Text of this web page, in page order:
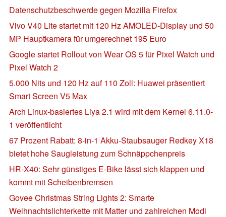
Datenschutzbeschwerde gegen Mozilla Firefox
Vivo V40 Lite startet mit 120 Hz AMOLED-Display und 50
MP Hauptkamera für umgerechnet 195 Euro
Google startet Rollout von Wear OS 5 für Pixel Watch und
Pixel Watch 2
5.000 Nits und 120 Hz auf 110 Zoll: Huawei präsentiert
Smart Screen V5 Max
Arch Linux-basiertes Liya 2.1 wird mit dem Kernel 6.11.0-
1 veröffentlicht
67 Prozent Rabatt: 8-in-1 Akku-Staubsauger Redkey X18
bietet hohe Saugleistung zum Schnäppchenpreis
HR-X40: Sehr günstiges E-Bike lässt sich klappen und
kommt mit Scheibenbremsen
Govee Christmas String Lights 2: Smarte
Weihnachtslichterkette mit Matter und zahlreichen Modi